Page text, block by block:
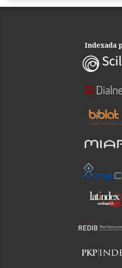
Indexada